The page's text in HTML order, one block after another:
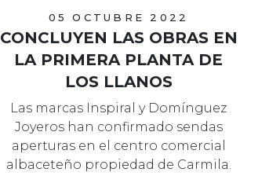
05 OCTUBRE 2022
CONCLUYEN LAS OBRAS EN
LA PRIMERA PLANTA DE
LOS LLANOS
Las marcas Inspiral y Domínguez
Joyeros han confirmado sendas
aperturas en el centro comercial
albaceteño propiedad de Carmila.